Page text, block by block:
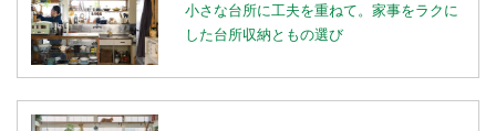
小さな台所に工夫を重ねて。家事をラクに
した台所収納ともの選び